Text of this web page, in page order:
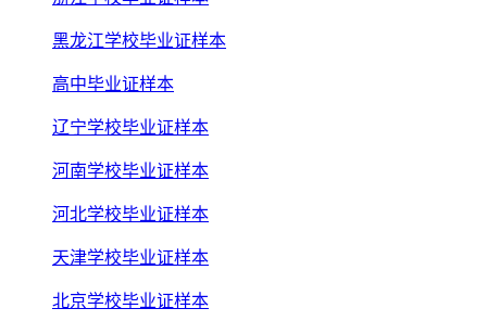
黑龙江学校毕业证样本
高中毕业证样本
辽宁学校毕业证样本
河南学校毕业证样本
河北学校毕业证样本
天津学校毕业证样本
北京学校毕业证样本